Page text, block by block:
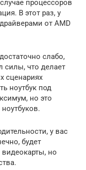
процессоров
В этот раз, у
от AMD
слабо,
силы, что делает
сценариях
ноутбук под
но это
у вас
будет
видеокарты, но